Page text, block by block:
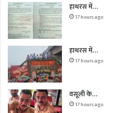
हाथरस में…
17 hours ago
हाथरस में…
17 hours ago
वसूली के…
17 hours ago